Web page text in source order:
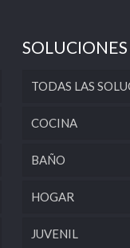
TODAS LAS
COCINA
BAÑO
HOGAR
JUVENIL